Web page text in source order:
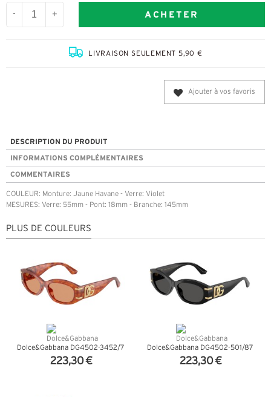
- + ACHETER
LIVRAISON SEULEMENT 5,90 €
Ajouter à vos favoris
DESCRIPTION DU PRODUIT
INFORMATIONS COMPLÉMENTAIRES
COMMENTAIRES
COULEUR: Monture: Jaune Havane - Verre: Violet
MESURES: Verre: 55mm - Pont: 18mm - Branche: 145mm
PLUS DE COULEURS
Dolce&Gabbana DG4502-3452/7
223,30 €
Dolce&Gabbana DG4502-501/87
223,30 €